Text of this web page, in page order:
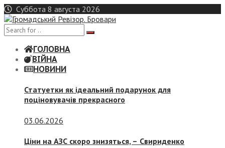
Skip
to
content
Суббота 8 августа 2026
ГОЛОВНА
ВІЙНА
НОВИНИ
Статуетки як ідеальний подарунок для
поціновувачів прекрасного
03.06.2026
Ціни на АЗС скоро знизяться, – Свириденко